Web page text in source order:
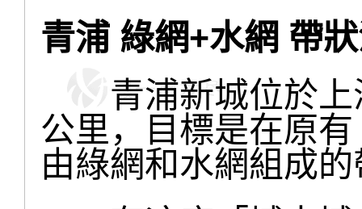
青浦 綠網+水網 帶
青浦新城位於上
公里，目標是在原
由綠網和水網組成